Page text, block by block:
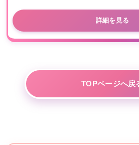
詳細を見る
TOPページへ戻